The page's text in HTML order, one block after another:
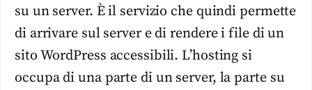
su un server. È il servizio che quindi permette
di arrivare sul server e di rendere i file di un
sito WordPress accessibili. L’hosting si
occupa di una parte di un server, la parte su